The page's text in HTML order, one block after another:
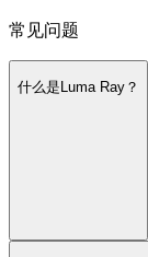
常见问题
什么是Luma Ray？